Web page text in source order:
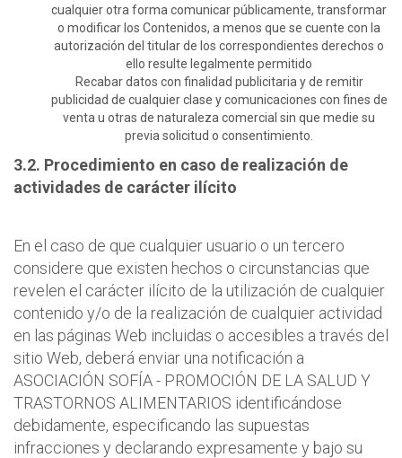
cualquier otra forma comunicar públicamente, transformar
o modificar los Contenidos, a menos que se cuente con la
autorización del titular de los correspondientes derechos o
ello resulte legalmente permitido
Recabar datos con finalidad publicitaria y de remitir
publicidad de cualquier clase y comunicaciones con fines de
venta u otras de naturaleza comercial sin que medie su
previa solicitud o consentimiento.
3.2. Procedimiento en caso de realización de
actividades de carácter ilícito
En el caso de que cualquier usuario o un tercero
considere que existen hechos o circunstancias que
revelen el carácter ilícito de la utilización de cualquier
contenido y/o de la realización de cualquier actividad
en las páginas Web incluidas o accesibles a través del
sitio Web, deberá enviar una notificación a
ASOCIACIÓN SOFÍA - PROMOCIÓN DE LA SALUD Y
TRASTORNOS ALIMENTARIOS identificándose
debidamente, especificando las supuestas
infracciones y declarando expresamente y bajo su